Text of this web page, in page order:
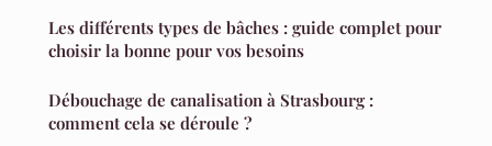
Les différents types de bâches : guide complet pour
choisir la bonne pour vos besoins
Débouchage de canalisation à Strasbourg :
comment cela se déroule ?